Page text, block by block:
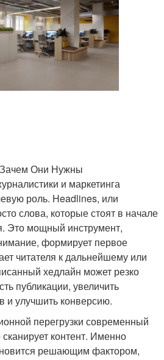
Они Нужны
и маркетинга
роль. Headlines, или
слова, которые стоят в начале
Это мощный инструмент,
формирует первое
читателя к дальнейшему или
хедлайн может резко
публикации, увеличить
и улучшить конверсию.
перегрузки современный
контент. Именно
решающим фактором,